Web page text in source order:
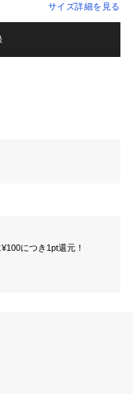
サイズ詳細を見る
につき1pt還元！